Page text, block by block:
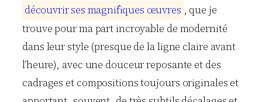
découvrirses magnifiques œuvres , que je
trouve pour ma part incroyable de modernité
dans leur style (presque de la ligne claire avant
l’heure), avec une douceur reposante et des
cadrages et compositions toujours originales et